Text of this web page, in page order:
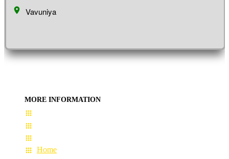
Vavuniya
MORE INFORMATION
Home